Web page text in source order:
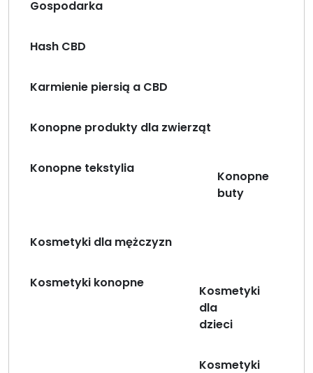
Gospodarka
Hash CBD
Karmienie piersią a CBD
Konopne produkty dla zwierząt
Konopne tekstylia
Konopne
buty
Kosmetyki dla mężczyzn
Kosmetyki konopne
Kosmetyki
dla
dzieci
Kosmetyki